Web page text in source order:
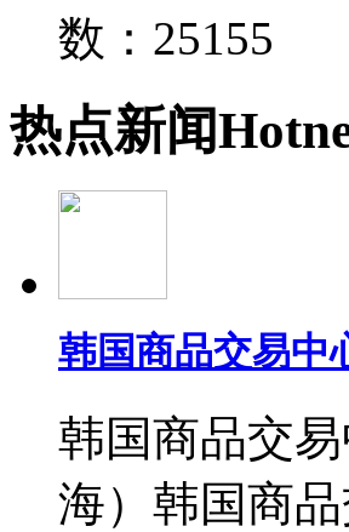
数：25155
热点新闻Hot
韩国商品交易中
韩国商品交
海）韩国商品